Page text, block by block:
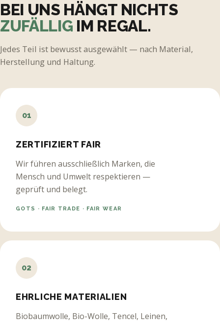
BEI UNS HÄNGT NICHTS
ZUFÄLLIG IM REGAL.
Jedes Teil ist bewusst ausgewählt — nach Material,
Herstellung und Haltung.
01
ZERTIFIZIERT FAIR
Wir führen ausschließlich Marken, die
Mensch und Umwelt respektieren —
geprüft und belegt.
GOTS · FAIR TRADE · FAIR WEAR
02
EHRLICHE MATERIALIEN
Biobaumwolle, Bio-Wolle, Tencel, Leinen,